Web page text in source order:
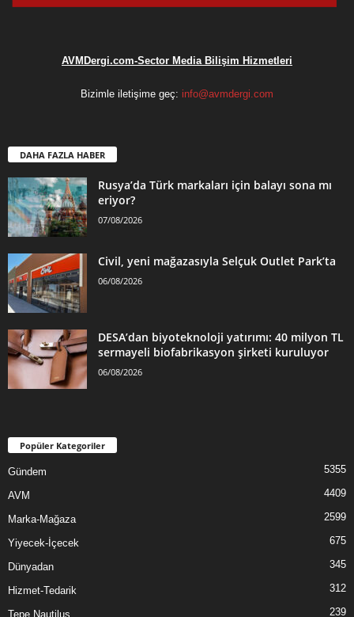
AVMDergi.com-Sector Media Bilişim Hizmetleri
Bizimle iletişime geç: info@avmdergi.com
DAHA FAZLA HABER
Rusya’da Türk markaları için balayı sona mı
eriyor?
07/08/2026
Civil, yeni mağazasıyla Selçuk Outlet Park’ta
06/08/2026
DESA’dan biyoteknoloji yatırımı: 40 milyon TL
sermayeli biofabrikasyon şirketi kuruluyor
06/08/2026
Popüler Kategoriler
Gündem 5355
AVM 4409
Marka-Mağaza 2599
Yiyecek-İçecek 675
Dünyadan 345
Hizmet-Tedarik 312
Tepe Nautilus 239